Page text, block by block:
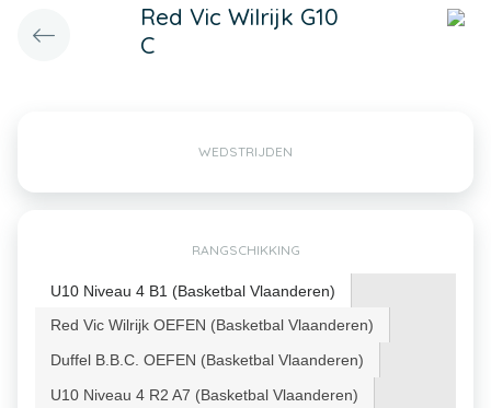
Red Vic Wilrijk G10
C
WEDSTRIJDEN
RANGSCHIKKING
U10 Niveau 4 B1 (Basketbal Vlaanderen)
Red Vic Wilrijk OEFEN (Basketbal Vlaanderen)
Duffel B.B.C. OEFEN (Basketbal Vlaanderen)
U10 Niveau 4 R2 A7 (Basketbal Vlaanderen)